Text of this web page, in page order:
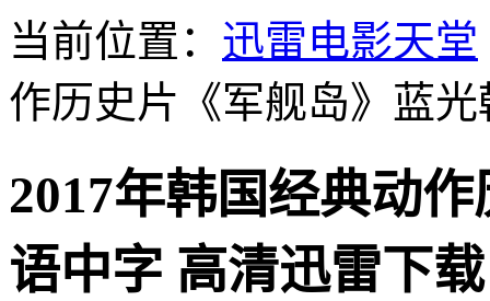
当前位置： 迅雷电影天堂
作历史片《军舰岛》蓝
2017年韩国经典动
语中字 高清迅雷下载